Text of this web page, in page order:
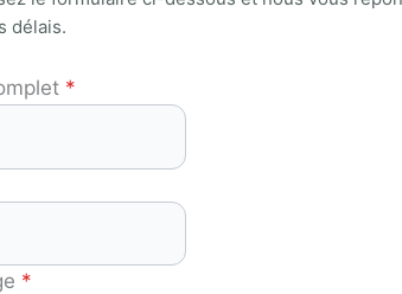
délais.
*
*